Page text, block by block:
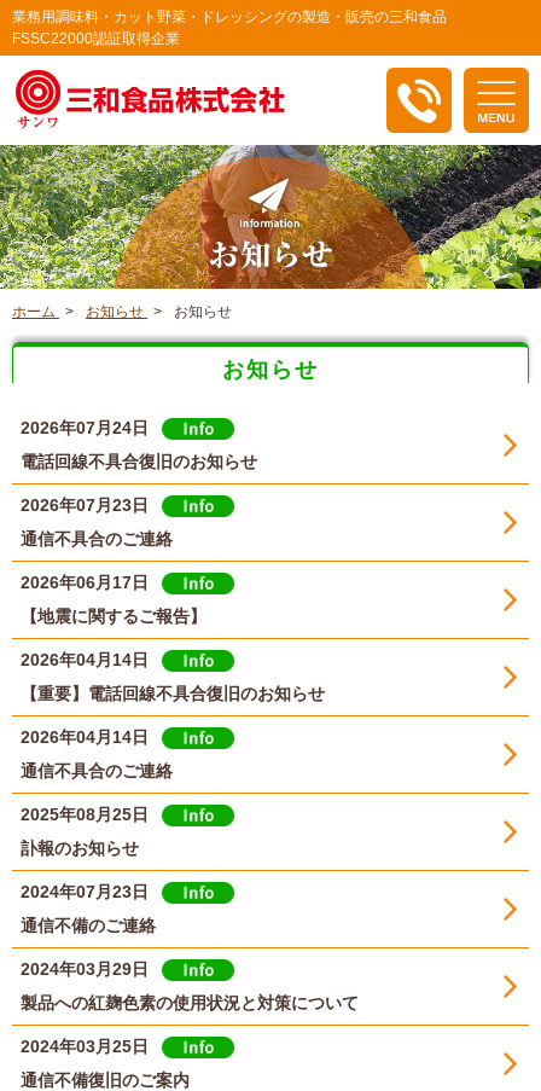
業務用調味料・カット野菜・ドレッシングの製造・販売の三和食品
FSSC22000認証取得企業
ホーム お知らせ お知らせ
お知らせ
2026年07月24日
電話回線不具合復旧のお知らせ
2026年07月23日
通信不具合のご連絡
2026年06月17日
【地震に関するご報告】
2026年04月14日
【重要】電話回線不具合復旧のお知らせ
2026年04月14日
通信不具合のご連絡
2025年08月25日
訃報のお知らせ
2024年07月23日
通信不備のご連絡
2024年03月29日
製品への紅麹色素の使用状況と対策について
2024年03月25日
通信不備復旧のご案内